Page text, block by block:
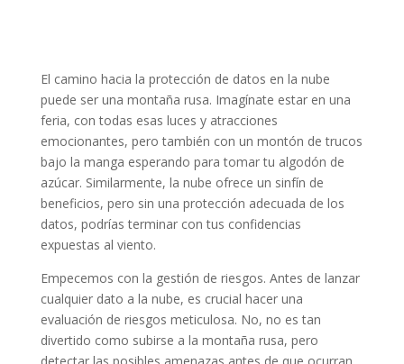
El camino hacia la protección de datos en la nube
puede ser una montaña rusa. Imagínate estar en una
feria, con todas esas luces y atracciones
emocionantes, pero también con un montón de trucos
bajo la manga esperando para tomar tu algodón de
azúcar. Similarmente, la nube ofrece un sinfín de
beneficios, pero sin una protección adecuada de los
datos, podrías terminar con tus confidencias
expuestas al viento.
Empecemos con la gestión de riesgos. Antes de lanzar
cualquier dato a la nube, es crucial hacer una
evaluación de riesgos meticulosa. No, no es tan
divertido como subirse a la montaña rusa, pero